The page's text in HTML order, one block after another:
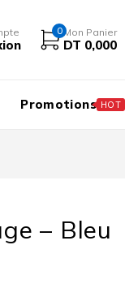
0 Mon Panier
DT 0,000
Promotions HOT
– Bleu